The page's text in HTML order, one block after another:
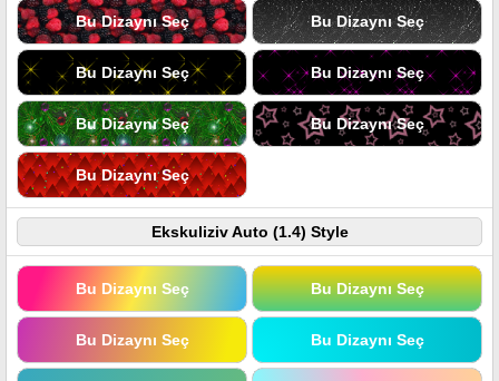
Bu Dizaynı Seç Bu Dizaynı Seç
Bu Dizaynı Seç Bu Dizaynı Seç
Bu Dizaynı Seç Bu Dizaynı Seç
Bu Dizaynı Seç
Ekskuliziv Auto (1.4) Style
Bu Dizaynı Seç Bu Dizaynı Seç
Bu Dizaynı Seç Bu Dizaynı Seç